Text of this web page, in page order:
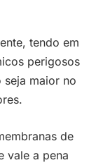
tendo em
perigosos
seja maior no
de
vale a pena